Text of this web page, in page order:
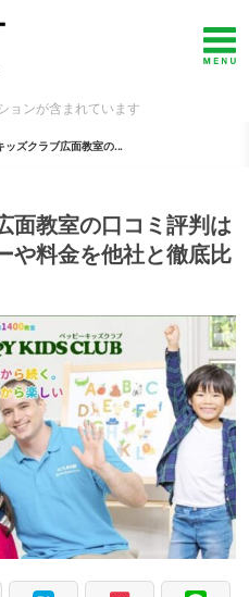
ョンが含まれています
ッズクラブ広面教室の...
面教室の口コミ評判は
や料金を他社と徹底比